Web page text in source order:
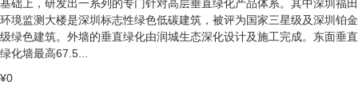
基础上，研发出一系列的专门针对高层垂直绿化产品体系。其中深圳福田
环境监测大楼是深圳标志性绿色低碳建筑，被评为国家三星级及深圳铂金
级绿色建筑。外墙的垂直绿化由润城生态深化设计及施工完成。东面垂直
绿化墙最高67.5...
¥0